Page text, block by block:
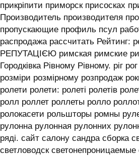
прикріпити приморск присосках
Производитель производителя
пропускающие профиль псул
распродажа рассчитать Рейтинг:
РЕПУТАЦІЄЮ римская римские
Городківка Рівному Рівному. ріг
розміри розмірному розпродаж
ролети ролети: ролеті ролетів
ролл роллет роллеты ролло
ролокасети рольшторы ромны
рулонна рулонная рулонних
ряді. сайт салону сандра сборка
светловодск